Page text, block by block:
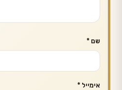
שם *
אימייל *